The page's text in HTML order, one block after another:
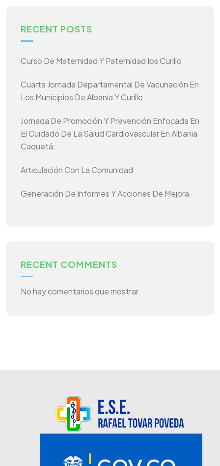
RECENT POSTS
Curso De Maternidad Y Paternidad Ips Curillo
Cuarta Jornada Departamental De Vacunación En
Los Municipios De Albania Y Curillo
Jornada De Promoción Y Prevención Enfocada En
El Cuidado De La Salud Cardiovascular En Albania
Caquetá.
Articulación Con La Comunidad
Generación De Informes Y Acciones De Mejora
RECENT COMMENTS
No hay comentarios que mostrar.